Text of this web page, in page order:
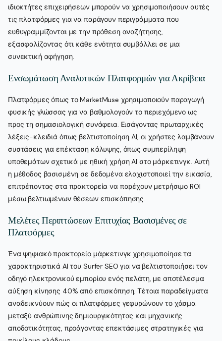
ιδιοκτήτες επιχειρήσεων μπορούν να χρησιμοποιήσουν αυτές
τις πλατφόρμες για να παράγουν περιγράμματα που
ευθυγραμμίζονται με την πρόθεση αναζήτησης,
εξασφαλίζοντας ότι κάθε ενότητα συμβάλλει σε μια
συνεκτική αφήγηση.
Ενσωμάτωση Αναλυτικών Πλατφορμών για Ακρίβεια
Πλατφόρμες όπως το MarketMuse χρησιμοποιούν παραγωγή
φυσικής γλώσσας για να βαθμολογούν το περιεχόμενο ως
προς τη σημασιολογική συνάφεια. Εισάγοντας πρωταρχικές
λέξεις-κλειδιά όπως βελτιστοποίηση AI, οι χρήστες λαμβάνουν
συστάσεις για επέκταση κάλυψης, όπως συμπερίληψη
υποθεμάτων σχετικά με ηθική χρήση AI στο μάρκετινγκ. Αυτή
η μέθοδος βασισμένη σε δεδομένα ελαχιστοποιεί την εικασία,
επιτρέποντας στα πρακτορεία να παρέχουν μετρήσιμο ROI
μέσω βελτιωμένων θέσεων επισκόπησης.
Μελέτες Περιπτώσεων Επιτυχίας Βασισμένες σε
Πλατφόρμες
Ένα ψηφιακό πρακτορείο μάρκετινγκ χρησιμοποίησε τα
χαρακτηριστικά AI του Surfer SEO για να βελτιστοποιήσει τον
οδηγό ηλεκτρονικού εμπορίου ενός πελάτη, με αποτέλεσμα
αύξηση κίνησης 40% από επισκόπηση. Τέτοια παραδείγματα
αναδεικνύουν πώς οι πλατφόρμες γεφυρώνουν το χάσμα
μεταξύ ανθρώπινης δημιουργικότητας και μηχανικής
αποδοτικότητας, προάγοντας επεκτάσιμες στρατηγικές για